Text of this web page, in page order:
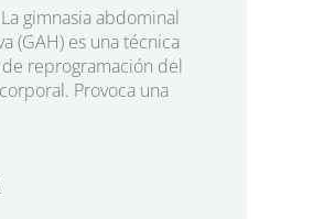
gimnasia abdominal
(GAH) es una técnica
reprogramación del
Provoca una